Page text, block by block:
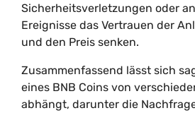
Sicherheitsverletzungen oder
Ereignisse das Vertrauen der
und den Preis senken.
Zusammenfassend lässt sich
eines BNB Coins von
abhängt, darunter die